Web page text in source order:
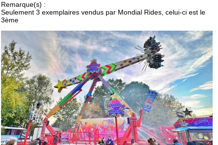
Remarque(s) :
Seulement 3 exemplaires vendus par Mondial Rides, celui-ci est le
3ème